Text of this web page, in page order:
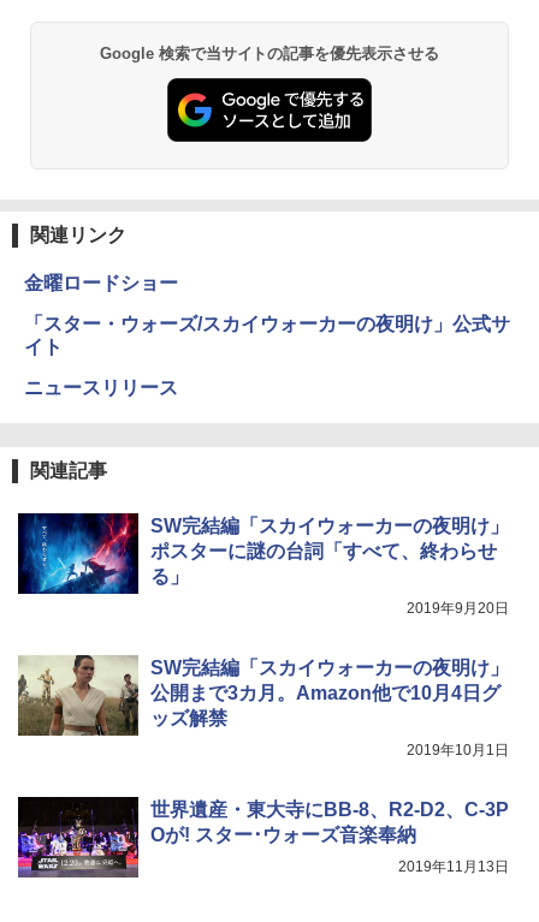
Google 検索で当サイトの記事を優先表示させる
関連リンク
金曜ロードショー
「スター・ウォーズ/スカイウォーカーの夜明け」公式サ
イト
ニュースリリース
関連記事
SW完結編「スカイウォーカーの夜明け」
ポスターに謎の台詞「すべて、終わらせ
る」
2019年9月20日
SW完結編「スカイウォーカーの夜明け」
公開まで3カ月。Amazon他で10月4日グ
ッズ解禁
2019年10月1日
世界遺産・東大寺にBB-8、R2-D2、C-3P
Oが! スター･ウォーズ音楽奉納
2019年11月13日